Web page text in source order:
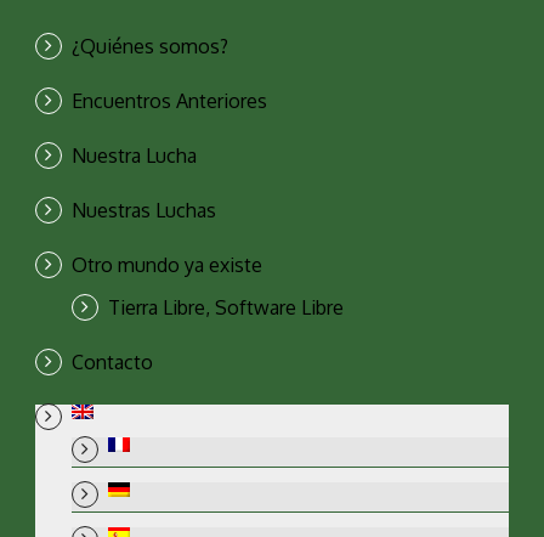
¿Quiénes somos?
Encuentros Anteriores
Nuestra Lucha
Nuestras Luchas
Otro mundo ya existe
Tierra Libre, Software Libre
Contacto